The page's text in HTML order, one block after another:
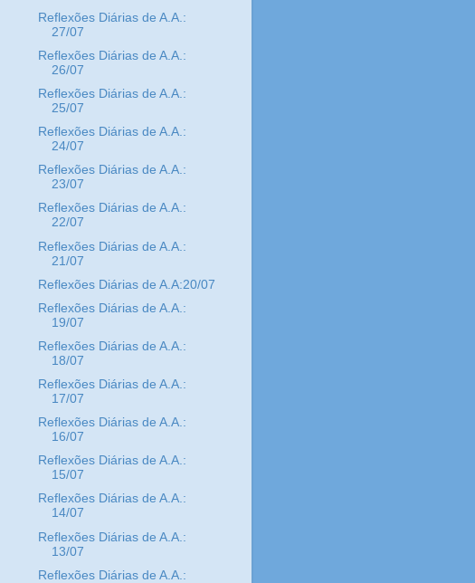
Reflexões Diárias de A.A.:
27/07
Reflexões Diárias de A.A.:
26/07
Reflexões Diárias de A.A.:
25/07
Reflexões Diárias de A.A.:
24/07
Reflexões Diárias de A.A.:
23/07
Reflexões Diárias de A.A.:
22/07
Reflexões Diárias de A.A.:
21/07
Reflexões Diárias de A.A:20/07
Reflexões Diárias de A.A.:
19/07
Reflexões Diárias de A.A.:
18/07
Reflexões Diárias de A.A.:
17/07
Reflexões Diárias de A.A.:
16/07
Reflexões Diárias de A.A.:
15/07
Reflexões Diárias de A.A.:
14/07
Reflexões Diárias de A.A.:
13/07
Reflexões Diárias de A.A.: